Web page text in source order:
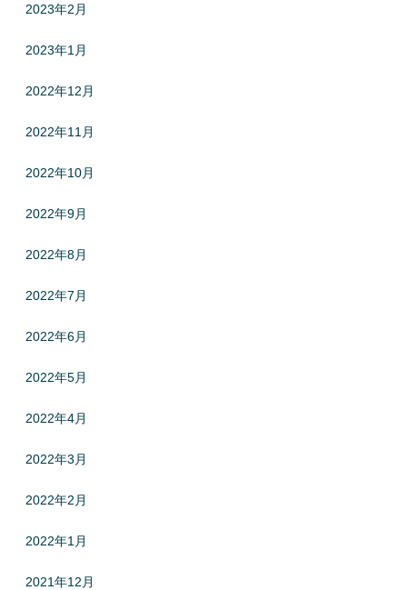
2023年2月
2023年1月
2022年12月
2022年11月
2022年10月
2022年9月
2022年8月
2022年7月
2022年6月
2022年5月
2022年4月
2022年3月
2022年2月
2022年1月
2021年12月